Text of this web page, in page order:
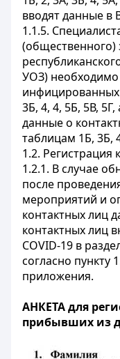
вводят данные в
1.1.5.
(общественного)
УОЗ) необходимо
инфицированных
3Б, 4, 4, 5Б, 5В,
данные о
таблицам 1Б, 3Б,
1.2. Регистрация
1.2.1. В случае
после
мероприятий и
контактных лиц
контактных лиц
COVID-19 в
согласно пункту
приложения.
АНКЕТА для
прибывших из